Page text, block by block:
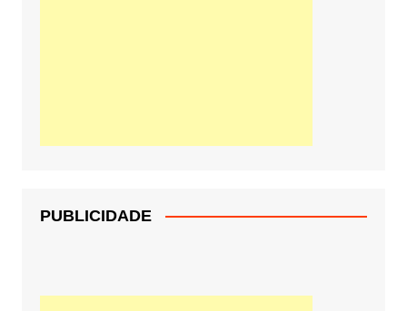
PUBLICIDADE